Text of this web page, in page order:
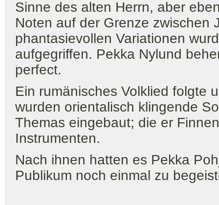
Sinne des alten Herrn, aber
Noten auf der Grenze zwischen
phantasievollen Variationen
aufgegriffen. Pekka Nylund
perfect.
Ein rumänisches Volklied folgte
wurden orientalisch klingende
Themas eingebaut; die er
Instrumenten.
Nach ihnen hatten es Pekka
Publikum noch einmal zu